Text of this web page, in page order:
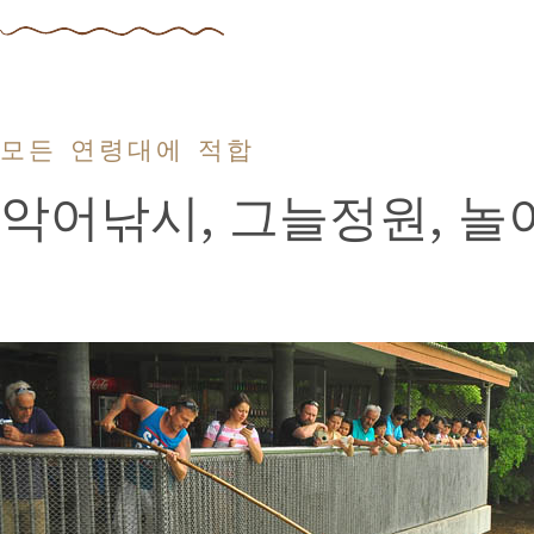
모든 연령대에 적합
악어낚시, 그늘정원, 놀